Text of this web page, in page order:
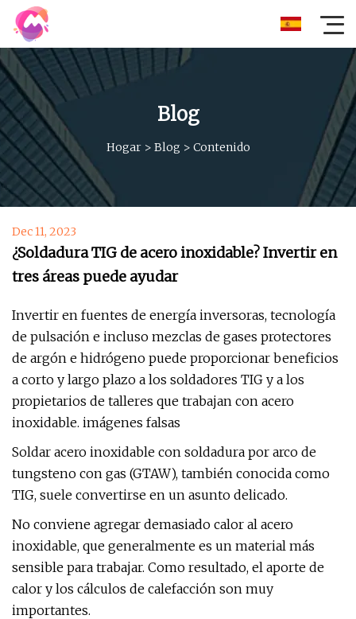
Blog
Hogar> Blog > Contenido
Dec 11, 2023
¿Soldadura TIG de acero inoxidable? Invertir en
tres áreas puede ayudar
Invertir en fuentes de energía inversoras, tecnología
de pulsación e incluso mezclas de gases protectores
de argón e hidrógeno puede proporcionar beneficios
a corto y largo plazo a los soldadores TIG y a los
propietarios de talleres que trabajan con acero
inoxidable. imágenes falsas
Soldar acero inoxidable con soldadura por arco de
tungsteno con gas (GTAW), también conocida como
TIG, suele convertirse en un asunto delicado.
No conviene agregar demasiado calor al acero
inoxidable, que generalmente es un material más
sensible para trabajar. Como resultado, el aporte de
calor y los cálculos de calefacción son muy
importantes.